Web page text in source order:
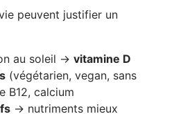
peuvent justifier un
au soleil → vitamine D
(végétarien, vegan, sans
B12, calcium
→ nutriments mieux